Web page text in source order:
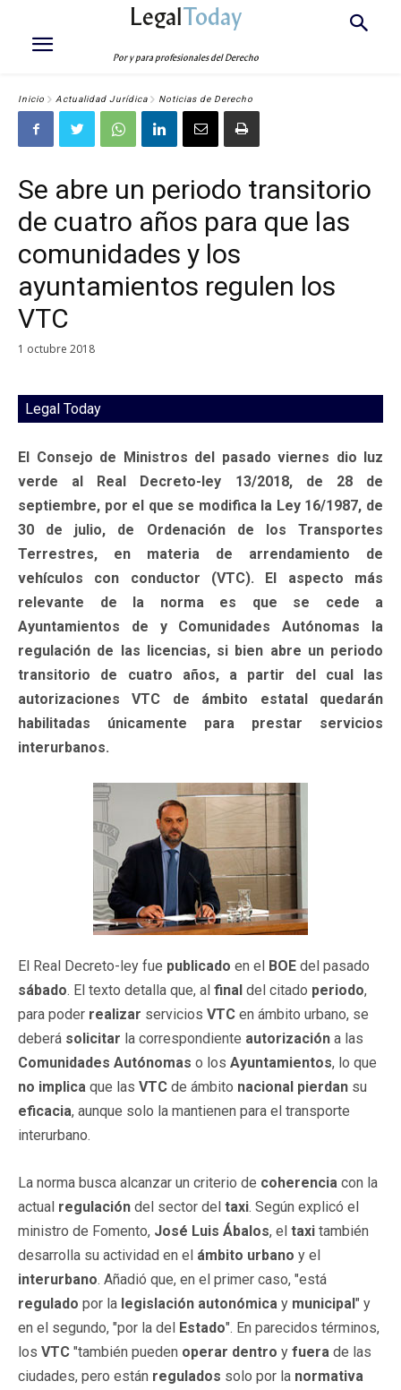
LegalToday
Por y para profesionales del Derecho
Inicio Actualidad Jurídica Noticias de Derecho
Se abre un periodo transitorio
de cuatro años para que las
comunidades y los
ayuntamientos regulen los
VTC
1 octubre 2018
Legal Today
El Consejo de Ministros del pasado viernes dio luz
verde al Real Decreto-ley 13/2018, de 28 de
septiembre, por el que se modifica la Ley 16/1987, de
30 de julio, de Ordenación de los Transportes
Terrestres, en materia de arrendamiento de
vehículos con conductor (VTC). El aspecto más
relevante de la norma es que se cede a
Ayuntamientos de y Comunidades Autónomas la
regulación de las licencias, si bien abre un periodo
transitorio de cuatro años, a partir del cual las
autorizaciones VTC de ámbito estatal quedarán
habilitadas únicamente para prestar servicios
interurbanos.
El Real Decreto-ley fue publicado en el BOE del pasado
sábado. El texto detalla que, al final del citado periodo,
para poder realizar servicios VTC en ámbito urbano, se
deberá solicitar la correspondiente autorización a las
Comunidades Autónomas o los Ayuntamientos, lo que
no implica que las VTC de ámbito nacional pierdan su
eficacia, aunque solo la mantienen para el transporte
interurbano.
La norma busca alcanzar un criterio de coherencia con la
actual regulación del sector del taxi. Según explicó el
ministro de Fomento, José Luis Ábalos, el taxi también
desarrolla su actividad en el ámbito urbano y el
interurbano. Añadió que, en el primer caso, "está
regulado por la legislación autonómica y municipal" y
en el segundo, "por la del Estado". En parecidos términos,
los VTC "también pueden operar dentro y fuera de las
ciudades, pero están regulados solo por la normativa